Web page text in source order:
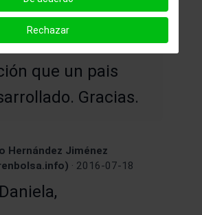
tiene una
de
que un pais
Gracias.
Hernández Jiménez
· 2016-07-18
Rechazar